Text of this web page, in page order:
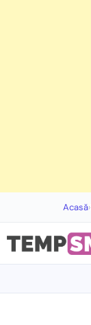
Acasă›